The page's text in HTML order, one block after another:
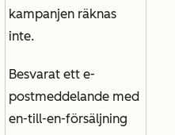
kampanjen räknas
inte.
Besvarat ett e-
postmeddelande med
en-till-en-försäljning